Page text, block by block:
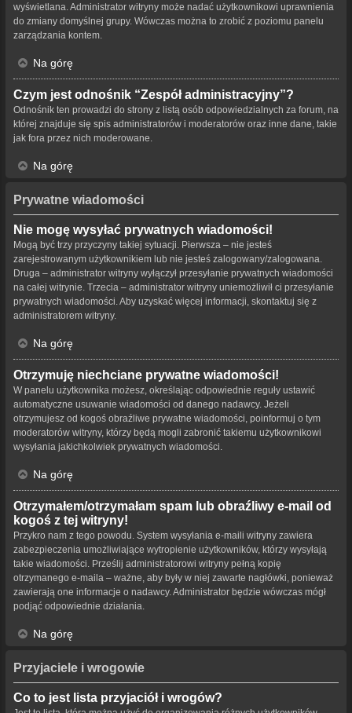
wyświetlana. Administrator witryny może nadać użytkownikowi uprawnienia
do zmiany domyślnej grupy. Wówczas można to zrobić z poziomu panelu
zarządzania kontem.
Na górę
Czym jest odnośnik “Zespół administracyjny”?
Odnośnik ten prowadzi do strony z listą osób odpowiedzialnych za forum, na
której znajduje się spis administratorów i moderatorów oraz inne dane, takie
jak fora przez nich moderowane.
Na górę
Prywatne wiadomości
Nie mogę wysyłać prywatnych wiadomości!
Mogą być trzy przyczyny takiej sytuacji. Pierwsza – nie jesteś
zarejestrowanym użytkownikiem lub nie jesteś zalogowany/zalogowana.
Druga – administrator witryny wyłączył przesyłanie prywatnych wiadomości
na całej witrynie. Trzecia – administrator witryny uniemożliwił ci przesyłanie
prywatnych wiadomości. Aby uzyskać więcej informacji, skontaktuj się z
administratorem witryny.
Na górę
Otrzymuję niechciane prywatne wiadomości!
W panelu użytkownika możesz, określając odpowiednie reguły ustawić
automatyczne usuwanie wiadomości od danego nadawcy. Jeżeli
otrzymujesz od kogoś obraźliwe prywatne wiadomości, poinformuj o tym
moderatorów witryny, którzy będą mogli zabronić takiemu użytkownikowi
wysyłania jakichkolwiek prywatnych wiadomości.
Na górę
Otrzymałem/otrzymałam spam lub obraźliwy e-mail od
kogoś z tej witryny!
Przykro nam z tego powodu. System wysyłania e-maili witryny zawiera
zabezpieczenia umożliwiające wytropienie użytkowników, którzy wysyłają
takie wiadomości. Prześlij administratorowi witryny pełną kopię
otrzymanego e-maila – ważne, aby były w niej zawarte nagłówki, ponieważ
zawierają one informacje o nadawcy. Administrator będzie wówczas mógł
podjąć odpowiednie działania.
Na górę
Przyjaciele i wrogowie
Co to jest lista przyjaciół i wrogów?